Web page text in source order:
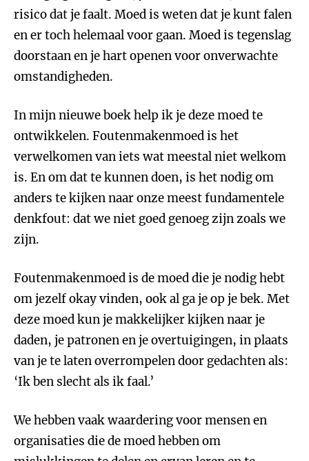
risico dat je faalt. Moed is weten dat je kunt falen
en er toch helemaal voor gaan. Moed is tegenslag
doorstaan en je hart openen voor onverwachte
omstandigheden.
In mijn nieuwe boek help ik je deze moed te
ontwikkelen. Foutenmakenmoed is het
verwelkomen van iets wat meestal niet welkom
is. En om dat te kunnen doen, is het nodig om
anders te kijken naar onze meest fundamentele
denkfout: dat we niet goed genoeg zijn zoals we
zijn.
Foutenmakenmoed is de moed die je nodig hebt
om jezelf okay vinden, ook al ga je op je bek. Met
deze moed kun je makkelijker kijken naar je
daden, je patronen en je overtuigingen, in plaats
van je te laten overrompelen door gedachten als:
‘Ik ben slecht als ik faal.’
We hebben vaak waardering voor mensen en
organisaties die de moed hebben om